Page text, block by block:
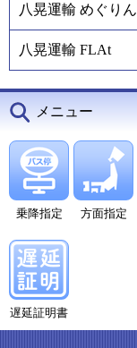
八晃運輸 めぐりん
八晃運輸 FLAt
メニュー
乗降指定 方面指定
遅延証明書